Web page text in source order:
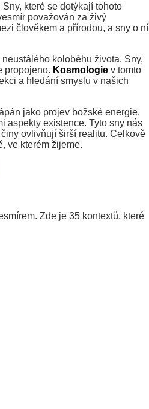
které se dotýkají tohoto
považován za živý
člověkem a přírodou, a sny o ní
koloběhu života. Sny,
propojeno. Kosmologie v tomto
a hledání smyslu v našich
jako projev božské energie.
aspekty existence. Tyto sny nás
ovlivňují širší realitu. Celkově
ve kterém žijeme.
Zde je 35 kontextů, které